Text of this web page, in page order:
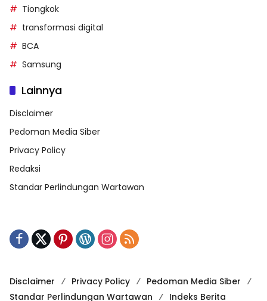
Tiongkok
transformasi digital
BCA
Samsung
Lainnya
Disclaimer
Pedoman Media Siber
Privacy Policy
Redaksi
Standar Perlindungan Wartawan
Disclaimer Privacy Policy
Pedoman Media Siber
Standar Perlindungan Wartawan
Indeks Berita